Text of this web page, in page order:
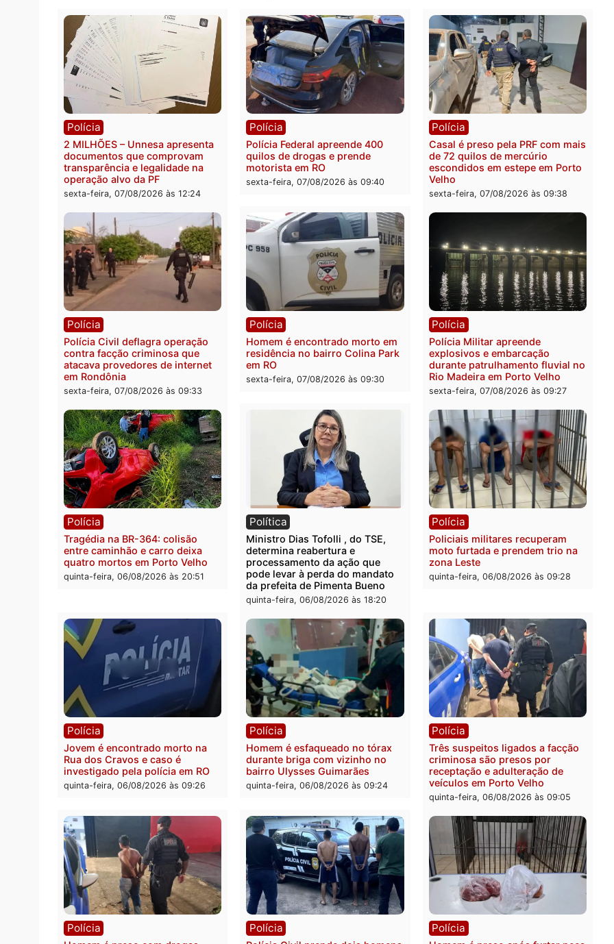
Publicidade
Categorias
Política
Você também vai querer ler...
Polícia
2 MILHÕES – Unnesa apresenta
documentos que comprovam
transparência e legalidade na
operação alvo da PF
sexta-feira, 07/08/2026 às 12:24
Polícia
Polícia Federal apreende 400
quilos de drogas e prende
motorista em RO
sexta-feira, 07/08/2026 às 09:40
Polícia
de 72 quilos de mercúrio
escondidos em estepe em
Velho
sexta-feira, 07/08/2026 às
Polícia
Polícia Civil deflagra operação
contra facção criminosa que
atacava provedores de internet
em Rondônia
Polícia
Homem é encontrado morto em
residência no bairro Colina Park
em RO
sexta-feira, 07/08/2026 às 09:30
Polícia Militar apreende
explosivos e embarcação
durante patrulhamento
Rio Madeira em Porto
Polícia
Tragédia na BR-364: colisão
entre caminhão e carro deixa
quatro mortos em Porto Velho
Política
Ministro Dias Tofolli , do TSE,
determina reabertura e
processamento da ação que
pode levar à perda do mandato
da prefeita de Pimenta Bueno
quinta-feira, 06/08/2026 às 18:20
Polícia
Policiais militares
moto furtada e prendem
zona Leste